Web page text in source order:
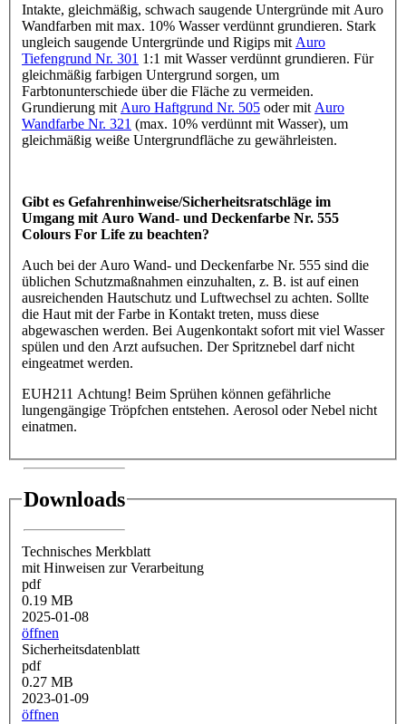
Intakte, gleichmäßig, schwach saugende Untergründe mit Auro
Wandfarben mit max. 10% Wasser verdünnt grundieren. Stark
ungleich saugende Untergründe und Rigips mit Auro
Tiefengrund Nr. 301 1:1 mit Wasser verdünnt grundieren. Für
gleichmäßig farbigen Untergrund sorgen, um
Farbtonunterschiede über die Fläche zu vermeiden.
Grundierung mit Auro Haftgrund Nr. 505 oder mit Auro
Wandfarbe Nr. 321 (max. 10% verdünnt mit Wasser), um
gleichmäßig weiße Untergrundfläche zu gewährleisten.
Gibt es Gefahrenhinweise/Sicherheitsratschläge im
Umgang mit Auro Wand- und Deckenfarbe Nr. 555
Colours For Life zu beachten?
Auch bei der Auro Wand- und Deckenfarbe Nr. 555 sind die
üblichen Schutzmaßnahmen einzuhalten, z. B. ist auf einen
ausreichenden Hautschutz und Luftwechsel zu achten. Sollte
die Haut mit der Farbe in Kontakt treten, muss diese
abgewaschen werden. Bei Augenkontakt sofort mit viel Wasser
spülen und den Arzt aufsuchen. Der Spritznebel darf nicht
eingeatmet werden.
EUH211 Achtung! Beim Sprühen können gefährliche
lungengängige Tröpfchen entstehen. Aerosol oder Nebel nicht
einatmen.
Downloads
Technisches Merkblatt
mit Hinweisen zur Verarbeitung
pdf
0.19 MB
2025-01-08
öffnen
Sicherheitsdatenblatt
pdf
0.27 MB
2023-01-09
öffnen